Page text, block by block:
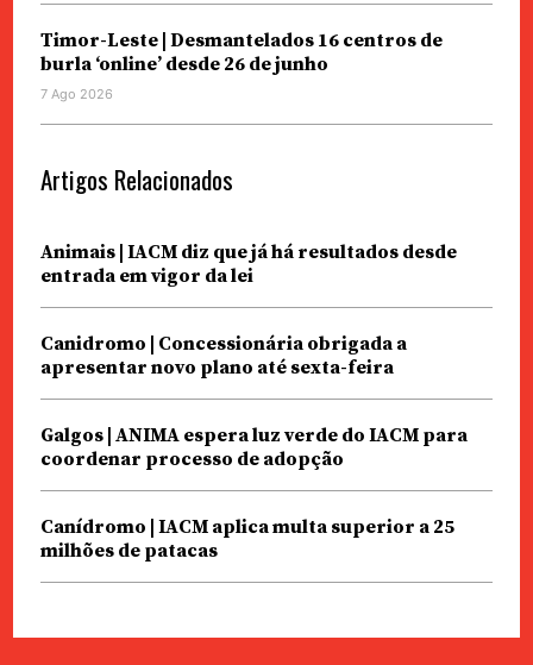
Timor-Leste | Desmantelados 16 centros de
burla ‘online’ desde 26 de junho
7 Ago 2026
Artigos Relacionados
Animais | IACM diz que já há resultados desde
entrada em vigor da lei
Canidromo | Concessionária obrigada a
apresentar novo plano até sexta-feira
Galgos | ANIMA espera luz verde do IACM para
coordenar processo de adopção
Canídromo | IACM aplica multa superior a 25
milhões de patacas